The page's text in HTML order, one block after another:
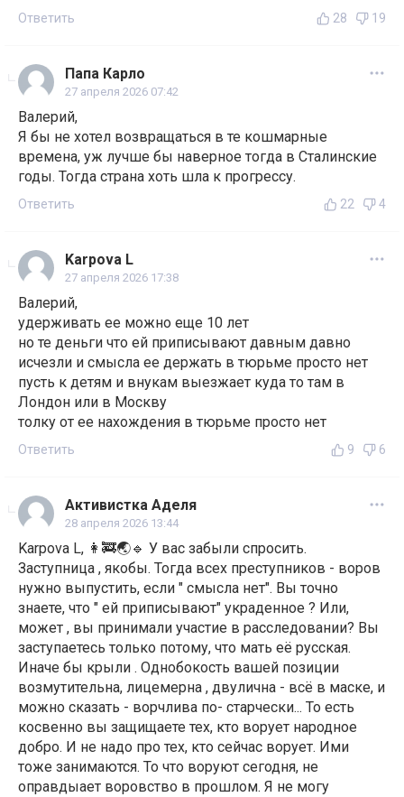
Ответить 28 19
Папа Карло
27 апреля 2026 07:42
Валерий,
Я бы не хотел возвращаться в те кошмарные
времена, уж лучше бы наверное тогда в Сталинские
годы. Тогда страна хоть шла к прогрессу.
Ответить 22 4
Karpova L
27 апреля 2026 17:38
Валерий,
удерживать ее можно еще 10 лет
но те деньги что ей приписывают давным давно
исчезли и смысла ее держать в тюрьме просто нет
пусть к детям и внукам выезжает куда то там в
Лондон или в Москву
толку от ее нахождения в тюрьме просто нет
Ответить 9 6
Активистка Аделя
28 апреля 2026 13:44
Karpova L, 👩‍🚒🌏🔹 У вас забыли спросить.
Заступница , якобы. Тогда всех преступников - воров
нужно выпустить, если " смысла нет". Вы точно
знаете, что " ей приписывают" украденное ? Или,
может , вы принимали участие в расследовании? Вы
заступаетесь только потому, что мать её русская.
Иначе бы крыли . Однобокость вашей позиции
возмутительна, лицемерна , двулична - всё в маске, и
можно сказать - ворчлива по- старчески... То есть
косвенно вы защищаете тех, кто ворует народное
добро. И не надо про тех, кто сейчас ворует. Ими
тоже занимаются. То что воруют сегодня, не
оправдыает воровство в прошлом. Я не могу